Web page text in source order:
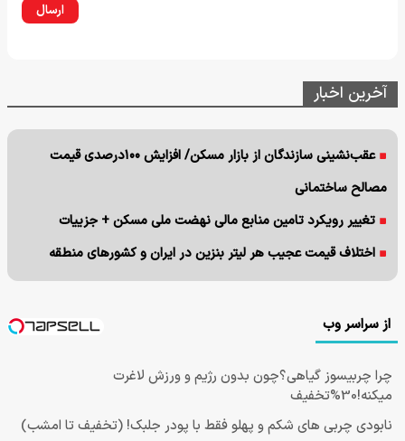
ارسال
آخرین اخبار
عقب‌نشینی سازندگان از بازار مسکن/ افزایش ۱۰۰درصدی قیمت
مصالح ساختمانی
تغییر رویکرد تامین منابع مالی نهضت ملی مسکن + جزییات
اختلاف قیمت عجیب هر لیتر بنزین در ایران و کشورهای منطقه
از سراسر وب
چرا چربیسوز گیاهی؟چون بدون رژیم و ورزش لاغرت
میکنه!30%تخفیف
نابودی چربی های شکم و پهلو فقط با پودر جلبک! (تخفیف تا امشب)